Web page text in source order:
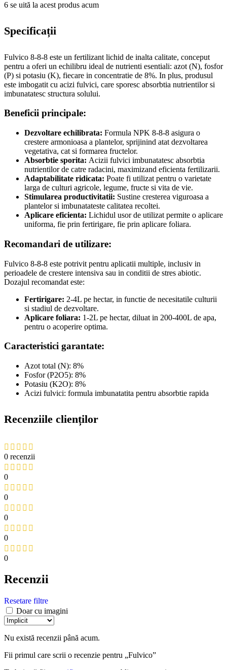
6 se uită la acest produs acum
Specificații
Fulvico 8-8-8 este un fertilizant lichid de inalta calitate, conceput
pentru a oferi un echilibru ideal de nutrienti esentiali: azot (N), fosfor
(P) si potasiu (K), fiecare in concentratie de 8%. In plus, produsul
este imbogatit cu acizi fulvici, care sporesc absorbtia nutrientilor si
imbunatatesc structura solului.
Beneficii principale:
Dezvoltare echilibrata: Formula NPK 8-8-8 asigura o
crestere armonioasa a plantelor, sprijinind atat dezvoltarea
vegetativa, cat si formarea fructelor.
Absorbtie sporita: Acizii fulvici imbunatatesc absorbtia
nutrientilor de catre radacini, maximizand eficienta fertilizarii.
Adaptabilitate ridicata: Poate fi utilizat pentru o varietate
larga de culturi agricole, legume, fructe si vita de vie.
Stimularea productivitatii: Sustine cresterea viguroasa a
plantelor si imbunatateste calitatea recoltei.
Aplicare eficienta: Lichidul usor de utilizat permite o aplicare
uniforma, fie prin fertirigare, fie prin aplicare foliara.
Recomandari de utilizare:
Fulvico 8-8-8 este potrivit pentru aplicatii multiple, inclusiv in
perioadele de crestere intensiva sau in conditii de stres abiotic.
Dozajul recomandat este:
Fertirigare: 2-4L pe hectar, in functie de necesitatile culturii
si stadiul de dezvoltare.
Aplicare foliara: 1-2L pe hectar, diluat in 200-400L de apa,
pentru o acoperire optima.
Caracteristici garantate:
Azot total (N): 8%
Fosfor (P2O5): 8%
Potasiu (K2O): 8%
Acizi fulvici: formula imbunatatita pentru absorbtie rapida
Recenziile clienților
0 recenzii
0
0
0
0
0
Recenzii
Resetare filtre
Doar cu imagini
Nu există recenzii până acum.
Fii primul care scrii o recenzie pentru „Fulvico”